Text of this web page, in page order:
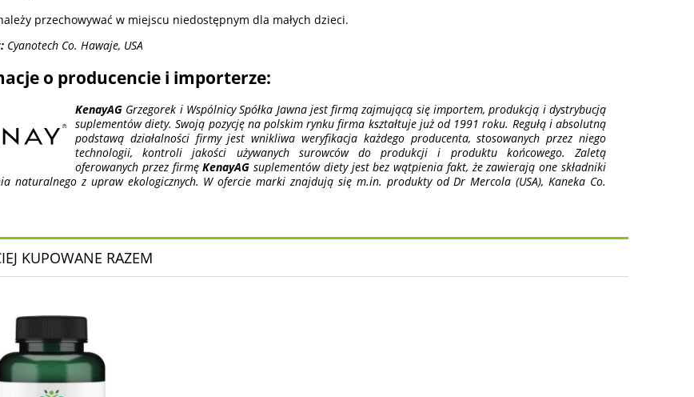
przechowywać w miejscu niedostępnym dla małych dzieci.
Cyanotech Co. Hawaje, USA
o producencie i importerze:
KenayAG Grzegorek i Wspólnicy Spółka Jawna jest firmą zajmującą się importem, produkcją i dystrybucją
suplementów diety. Swoją pozycję na polskim rynku firma kształtuje już od 1991 roku. Regułą i absolutną
podstawą działalności firmy jest wnikliwa weryfikacja każdego producenta, stosowanych przez niego
technologii, kontroli jakości używanych surowców do produkcji i produktu końcowego. Zaletą
oferowanych przez firmęKenayAG suplementów diety jest bez wątpienia fakt, że zawierają one składniki
naturalnego z upraw ekologicznych. W ofercie marki znajdują się m.in. produkty od Dr Mercola (USA), Kaneka Co.
KUPOWANE RAZEM